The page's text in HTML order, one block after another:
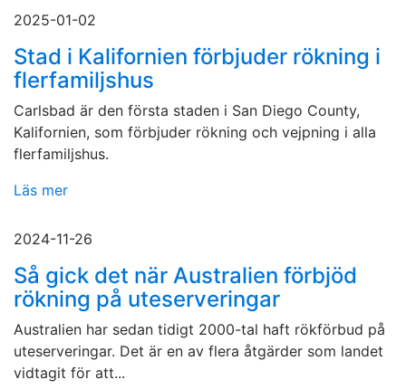
2025-01-02
Stad i Kalifornien förbjuder rökning i
flerfamiljshus
Carlsbad är den första staden i San Diego County,
Kalifornien, som förbjuder rökning och vejpning i alla
flerfamiljshus.
Läs mer
2024-11-26
Så gick det när Australien förbjöd
rökning på uteserveringar
Australien har sedan tidigt 2000-tal haft rökförbud på
uteserveringar. Det är en av flera åtgärder som landet
vidtagit för att...